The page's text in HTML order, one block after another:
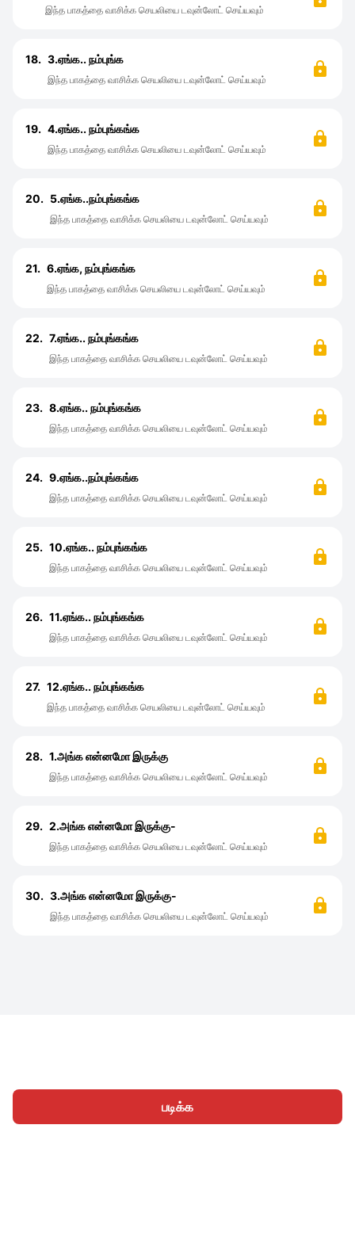
படிக்க
இந்த பாகத்தை வாசிக்க செயலியை டவுன்லோட் செய்யவும்
18. 3.ஏங்க.. நம்புங்க
இந்த பாகத்தை வாசிக்க செயலியை டவுன்லோட் செய்யவும்
19. 4.ஏங்க.. நம்புங்கங்க
இந்த பாகத்தை வாசிக்க செயலியை டவுன்லோட் செய்யவும்
20. 5.ஏங்க..நம்புங்கங்க
இந்த பாகத்தை வாசிக்க செயலியை டவுன்லோட் செய்யவும்
21. 6.ஏங்க, நம்புங்கங்க
இந்த பாகத்தை வாசிக்க செயலியை டவுன்லோட் செய்யவும்
22. 7.ஏங்க.. நம்புங்கங்க
இந்த பாகத்தை வாசிக்க செயலியை டவுன்லோட் செய்யவும்
23. 8.ஏங்க.. நம்புங்கங்க
இந்த பாகத்தை வாசிக்க செயலியை டவுன்லோட் செய்யவும்
24. 9.ஏங்க..நம்புங்கங்க
இந்த பாகத்தை வாசிக்க செயலியை டவுன்லோட் செய்யவும்
25. 10.ஏங்க.. நம்புங்கங்க
இந்த பாகத்தை வாசிக்க செயலியை டவுன்லோட் செய்யவும்
26. 11.ஏங்க.. நம்புங்கங்க
இந்த பாகத்தை வாசிக்க செயலியை டவுன்லோட் செய்யவும்
27. 12.ஏங்க.. நம்புங்கங்க
இந்த பாகத்தை வாசிக்க செயலியை டவுன்லோட் செய்யவும்
28. 1.அங்க என்னமோ இருக்கு
இந்த பாகத்தை வாசிக்க செயலியை டவுன்லோட் செய்யவும்
29. 2.அங்க என்னமோ இருக்கு-
இந்த பாகத்தை வாசிக்க செயலியை டவுன்லோட் செய்யவும்
30. 3.அங்க என்னமோ இருக்கு-
இந்த பாகத்தை வாசிக்க செயலியை டவுன்லோட் செய்யவும்
முகப்பு வகைகள் எழுத கட்டுரைகள் உள்நுழைக